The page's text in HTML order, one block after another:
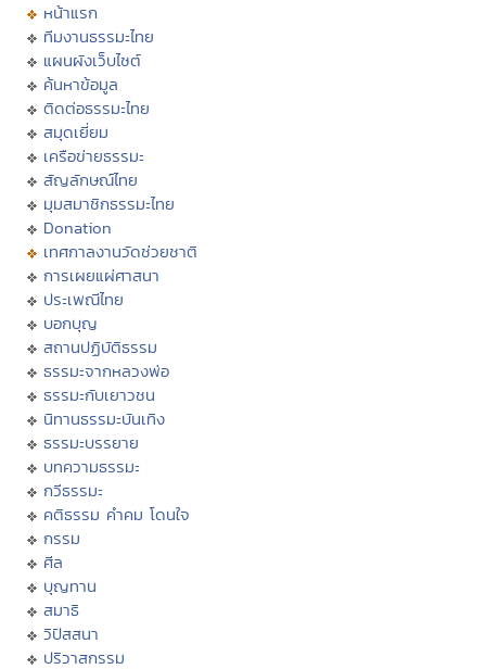
หน้าแรก
ทีมงานธรรมะไทย
แผนผังเว็บไซต์
ค้นหาข้อมูล
ติดต่อธรรมะไทย
สมุดเยี่ยม
เครือข่ายธรรมะ
สัญลักษณ์ไทย
มุมสมาชิกธรรมะไทย
Donation
เทศกาลงานวัดช่วยชาติ
การเผยแผ่ศาสนา
ประเพณีไทย
บอกบุญ
สถานปฏิบัติธรรม
ธรรมะจากหลวงพ่อ
ธรรมะกับเยาวชน
นิทานธรรมะบันเทิง
ธรรมะบรรยาย
บทความธรรมะ
กวีธรรมะ
คติธรรม คำคม โดนใจ
กรรม
ศีล
บุญทาน
สมาธิ
วิปัสสนา
ปริวาสกรรม